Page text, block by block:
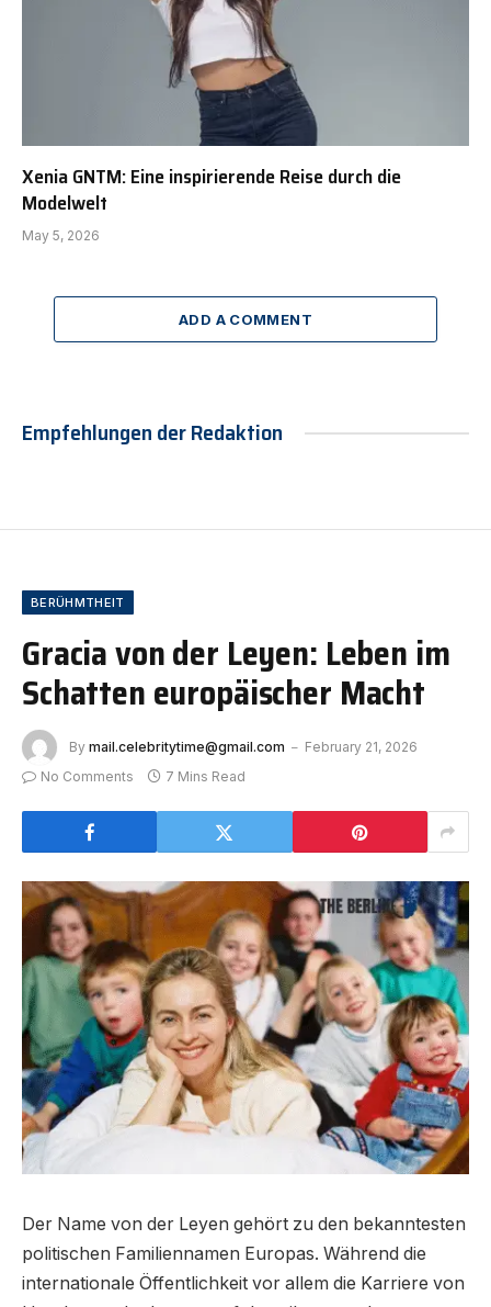
Xenia GNTM: Eine inspirierende Reise durch die
Modelwelt
May 5, 2026
ADD A COMMENT
Empfehlungen der Redaktion
BERÜHMTHEIT
Gracia von der Leyen: Leben im
Schatten europäischer Macht
By mail.celebritytime@gmail.com
February 21, 2026
No Comments
7 Mins Read
Der Name von der Leyen gehört zu den bekanntesten
politischen Familiennamen Europas. Während die
internationale Öffentlichkeit vor allem die Karriere von